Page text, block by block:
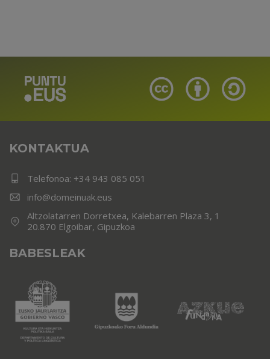
KONTAKTUA
Telefonoa: +34 943 085 051
info@domeinuak.eus
Altzolatarren Dorretxea, Kalebarren Plaza 3, 1
20.870 Elgoibar, Gipuzkoa
BABESLEAK